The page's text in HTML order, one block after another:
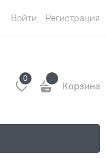
Войти Регистрация
0
Корзина